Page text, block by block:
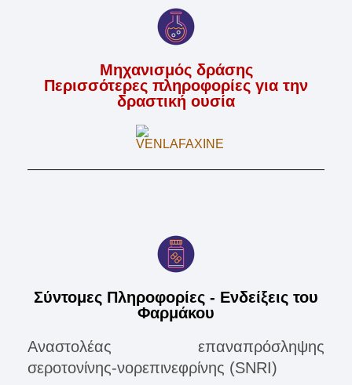
Μηχανισμός δράσης
Περισσότερες πληροφορίες για την
δραστική ουσία
Σύντομες Πληροφορίες - Ενδείξεις του
Φαρμάκου
Aναστολέας επαναπρόσληψης
σεροτονίνης-νορεπινεφρίνης (SNRI)